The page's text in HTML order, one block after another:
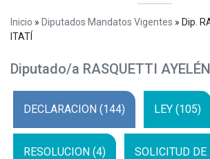
Inicio » Diputados Mandatos Vigentes » Dip.
ITATÍ
Diputado/a RASQUETTI
DECLARACION (144) LEY (105)
RESOLUCION (4) SOLICITUD